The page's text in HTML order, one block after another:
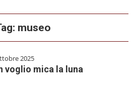
museo
2025
voglio mica la luna